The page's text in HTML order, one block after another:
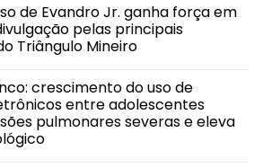
de Evandro Jr. ganha força em
pelas principais
Triângulo Mineiro
crescimento do uso de
entre adolescentes
pulmonares severas e eleva